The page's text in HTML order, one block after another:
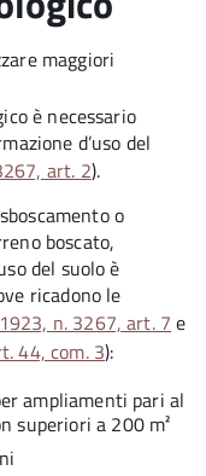
maggiori
è necessario
d’uso del
art. 2).
o
boscato,
del suolo è
ricadono le
n. 3267, art. 7 e
44, com. 3):
ampliamenti pari al
superiori a 200 m²